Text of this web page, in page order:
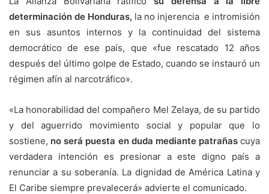
determinación de Honduras, la no injerencia e intromisión
en sus asuntos internos y la continuidad del sistema
democrático de ese país, que «fue rescatado 12 años
después del último golpe de Estado, cuando se instauró un
régimen afín al narcotráfico».
«La honorabilidad del compañero Mel Zelaya, de su partido
y del aguerrido movimiento social y popular que lo
sostiene, no será puesta en duda mediante patrañascuya
verdadera intención es presionar a este digno país a
renunciar a su soberanía. La dignidad de América Latina y
El Caribe siempre prevalecerá» advierte el comunicado.